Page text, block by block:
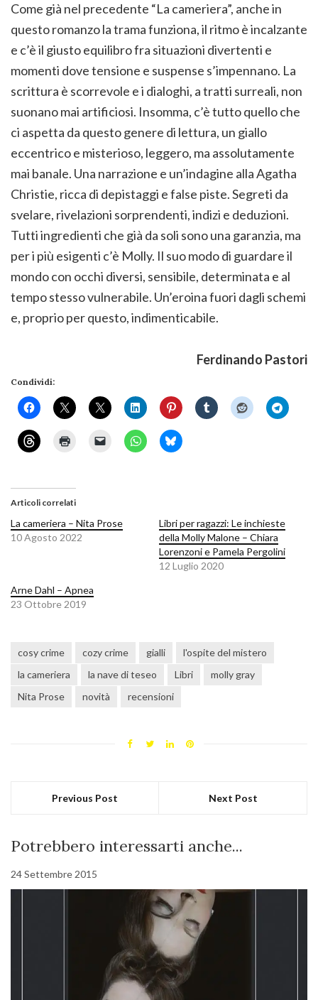
Come già nel precedente “La cameriera”, anche in
questo romanzo la trama funziona, il ritmo è incalzante
e c’è il giusto equilibro fra situazioni divertenti e
momenti dove tensione e suspense s’impennano. La
scrittura è scorrevole e i dialoghi, a tratti surreali, non
suonano mai artificiosi. Insomma, c’è tutto quello che
ci aspetta da questo genere di lettura, un giallo
eccentrico e misterioso, leggero, ma assolutamente
mai banale. Una narrazione e un’indagine alla Agatha
Christie, ricca di depistaggi e false piste. Segreti da
svelare, rivelazioni sorprendenti, indizi e deduzioni.
Tutti ingredienti che già da soli sono una garanzia, ma
per i più esigenti c’è Molly. Il suo modo di guardare il
mondo con occhi diversi, sensibile, determinata e al
tempo stesso vulnerabile. Un’eroina fuori dagli schemi
e, proprio per questo, indimenticabile.
Ferdinando Pastori
Condividi:
Articoli correlati
La cameriera – Nita Prose
10 Agosto 2022
Libri per ragazzi: Le inchieste
della Molly Malone – Chiara
Lorenzoni e Pamela Pergolini
12 Luglio 2020
Arne Dahl – Apnea
23 Ottobre 2019
cosy crime cozy crime gialli
l'ospite del mistero
la cameriera
la nave di teseo Libri
molly gray
Nita Prose
novità recensioni
Previous Post Next Post
Potrebbero interessarti anche...
24 Settembre 2015